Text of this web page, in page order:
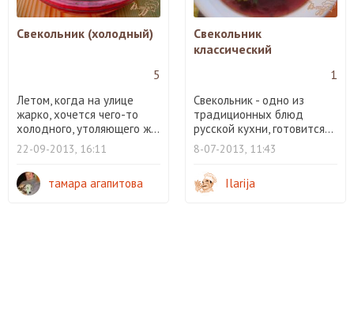
Свекольник (холодный)
5
Летом, когда на улице
жарко, хочется чего-то
холодного, утоляющего ж...
22-09-2013, 16:11
тамара агапитова
Свекольник
классический
1
Свекольник - одно из
традиционных блюд
русской кухни, готовится...
8-07-2013, 11:43
Ilarija